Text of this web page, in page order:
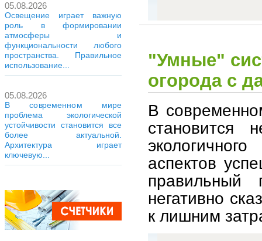
05.08.2026
Освещение играет важную
роль в формировании
атмосферы и
функциональности любого
пространства. Правильное
использование...
05.08.2026
В современном мире
проблема экологической
устойчивости становится все
более актуальной.
Архитектура играет
ключевую...
"Умные"
огорода с
В
становится
аспектов
правильный
негативно
к лишним